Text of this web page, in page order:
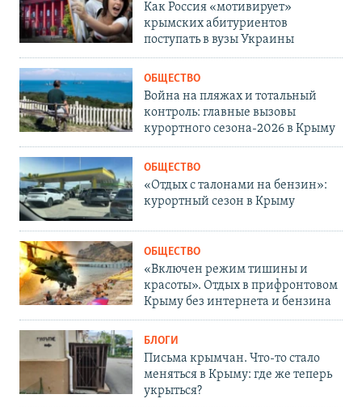
Как Россия «мотивирует»
крымских абитуриентов
поступать в вузы Украины
ОБЩЕСТВО
Война на пляжах и тотальный
контроль: главные вызовы
курортного сезона-2026 в Крыму
ОБЩЕСТВО
«Отдых с талонами на бензин»:
курортный сезон в Крыму
ОБЩЕСТВО
«Включен режим тишины и
красоты». Отдых в прифронтовом
Крыму без интернета и бензина
БЛОГИ
Письма крымчан. Что-то стало
меняться в Крыму: где же теперь
укрыться?